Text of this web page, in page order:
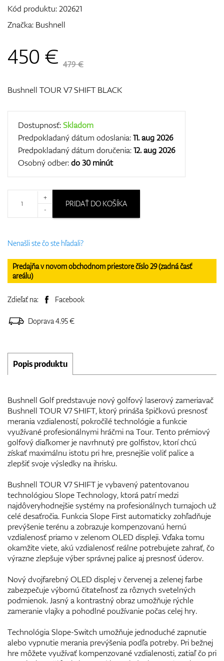
Príslušenstvo
Darčekové poukážky
Kód produktu:202621
Značka: Bushnell
450 € 479 €
Bushnell TOUR V7 SHIFT BLACK
Dostupnosť:Skladom
Predpokladaný dátum odoslania:11. aug 2026
Predpokladaný dátum doručenia:12. aug 2026
Osobný odber:do 30 minút
+
-
PRIDAŤ DO KOŠÍKA
Nenašli ste čo ste hľadali?
Predajňa v novom obchodnom priestore číslo 29 (zadná časť
areálu)
Zdieľať na: Facebook
Doprava 4.95 €
Popis produktu
Bushnell Golf predstavuje nový golfový laserový zameriavač
Bushnell TOUR V7 SHIFT, ktorý prináša špičkovú presnosť
merania vzdialeností, pokročilé technológie a funkcie
využívané profesionálnymi hráčmi na Tour. Tento prémiový
golfový diaľkomer je navrhnutý pre golfistov, ktorí chcú
získať maximálnu istotu pri hre, presnejšie voliť palice a
zlepšiť svoje výsledky na ihrisku.
Bushnell TOUR V7 SHIFT je vybavený patentovanou
technológiou Slope Technology, ktorá patrí medzi
najdôveryhodnejšie systémy na profesionálnych turnajoch už
celé desaťročia. Funkcia Slope First automaticky zohľadňuje
prevýšenie terénu a zobrazuje kompenzovanú hernú
vzdialenosť priamo v zelenom OLED displeji. Vďaka tomu
okamžite viete, akú vzdialenosť reálne potrebujete zahrať, čo
výrazne zlepšuje výber správnej palice aj presnosť úderov.
Nový dvojfarebný OLED displej v červenej a zelenej farbe
zabezpečuje výbornú čitateľnosť za rôznych svetelných
podmienok. Jasný a kontrastný obraz umožňuje rýchle
zameranie vlajky a pohodlné používanie počas celej hry.
Technológia Slope-Switch umožňuje jednoduché zapnutie
alebo vypnutie merania prevýšenia podľa potreby. Pri bežnej
hre môžete využívať kompenzované vzdialenosti, zatiaľ čo pri